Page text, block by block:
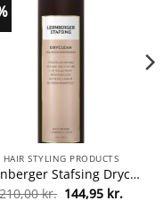
HAIR STYLING PRODUCTS
Lernberger Stafsing Dryclean Volumizing & Refreshing 300 ml – Light fra Lernberger Stafsing
210,00kr. Den
144,95 kr.Den